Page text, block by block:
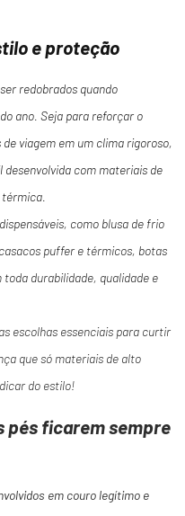
e proteção
redobrados quando
ano. Seja para reforçar o
viagem em um clima rigoroso,
com materiais de
como blusa de frio
puffer e térmicos, botas
durabilidade, qualidade e
escolhas essenciais para curtir
que só materiais de alto
do estilo!
pés ficarem sempre
em couro legítimo e